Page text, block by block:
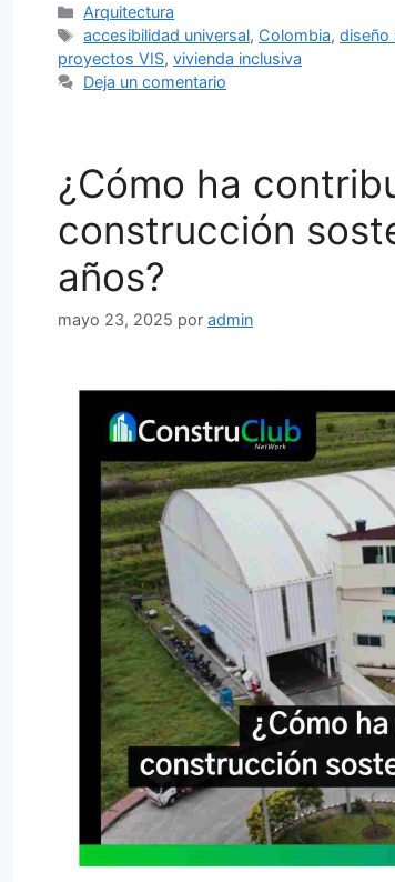
Categorías
Arquitectura
Etiquetas
accesibilidad universal, Colombia,diseño
proyectos VIS, vivienda inclusiva
Deja un comentario
¿Cómo ha
construcción
años?
mayo 23, 2025 por admin